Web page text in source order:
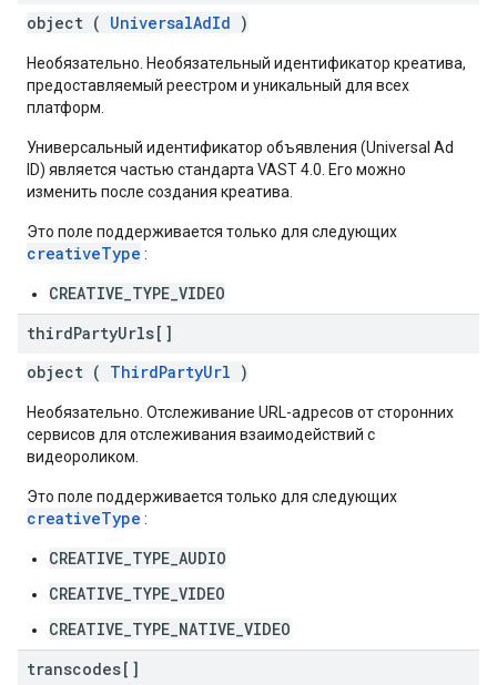
object ( UniversalAdId )
Необязательно. Необязательный идентификатор креатива,
предоставляемый реестром и уникальный для всех
платформ.
Универсальный идентификатор объявления (Universal Ad
ID) является частью стандарта VAST 4.0. Его можно
изменить после создания креатива.
Это поле поддерживается только для следующих
creativeType :
CREATIVE_TYPE_VIDEO
thirdPartyUrls[]
object ( ThirdPartyUrl )
Необязательно. Отслеживание URL-адресов от сторонних
сервисов для отслеживания взаимодействий с
видеороликом.
Это поле поддерживается только для следующих
creativeType :
CREATIVE_TYPE_AUDIO
CREATIVE_TYPE_VIDEO
CREATIVE_TYPE_NATIVE_VIDEO
transcodes[]